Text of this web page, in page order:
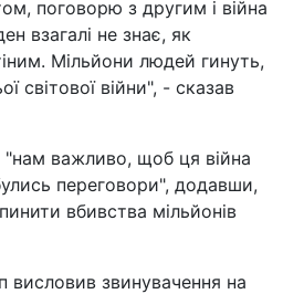
поговорю з другим і війна
взагалі не знає, як
Мільйони людей гинуть,
світової війни", - сказав
"нам важливо, щоб ця війна
переговори", додавши,
вбивства мільйонів
висловив звинувачення на